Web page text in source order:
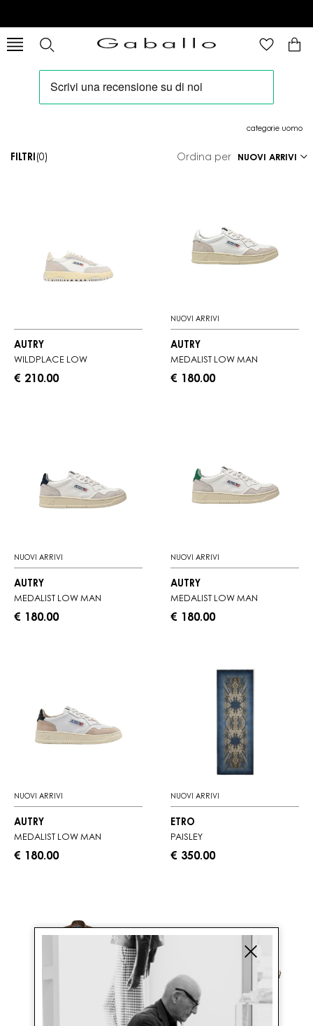
categorie uomo
FILTRI (0) Ordina per
AUTRY
WILDPLACE LOW
€ 210.00
NUOVI ARRIVI
AUTRY
MEDALIST LOW MAN
€ 180.00
NUOVI ARRIVI
AUTRY
MEDALIST LOW MAN
€ 180.00
NUOVI ARRIVI
AUTRY
MEDALIST LOW MAN
€ 180.00
NUOVI ARRIVI
AUTRY
MEDALIST LOW MAN
€ 180.00
NUOVI ARRIVI
ETRO
PAISLEY
€ 350.00